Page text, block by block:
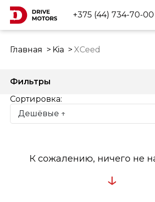
+375 (44) 734-70-00
Главная Kia XCeed
Фильтры
Сортировка:
К сожалению, ничего не
↓